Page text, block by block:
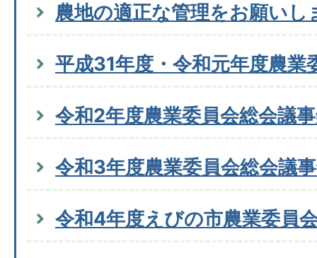
農地の適正な管理をお願いし
平成31年度・令和元年度農業
令和2年度農業委員会総会議
令和3年度農業委員会総会議
令和4年度えびの市農業委員